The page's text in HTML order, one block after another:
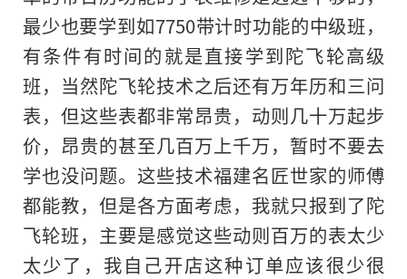
最少也要学到如7750带计时功能的中级班，
有条件有时间的就是直接学到陀飞轮高级
班，当然陀飞轮技术之后还有万年历和三问
表，但这些表都非常昂贵，动则几十万起步
价，昂贵的甚至几百万上千万，暂时不要去
学也没问题。这些技术福建名匠世家的师傅
都能教，但是各方面考虑，我就只报到了陀
飞轮班，主要是感觉这些动则百万的表太少
太少了，我自己开店这种订单应该很少很